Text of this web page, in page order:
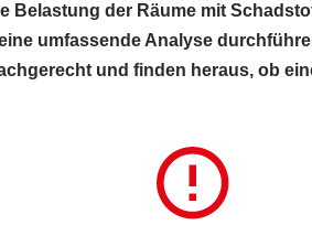
Belastung der Räume mit
umfassende Analyse
und finden heraus, ob